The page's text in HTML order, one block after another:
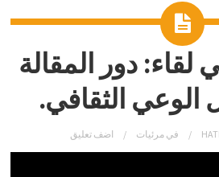
دور المقالة
الثقافي.
في مرئيات اضف تعليق